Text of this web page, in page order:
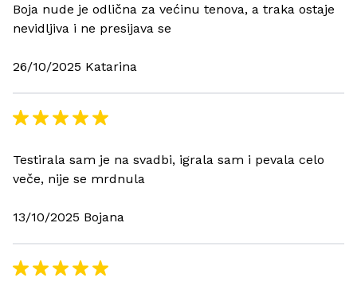
Boja nude je odlična za većinu tenova, a traka ostaje
nevidljiva i ne presijava se
26/10/2025 Katarina
Testirala sam je na svadbi, igrala sam i pevala celo
veče, nije se mrdnula
13/10/2025 Bojana